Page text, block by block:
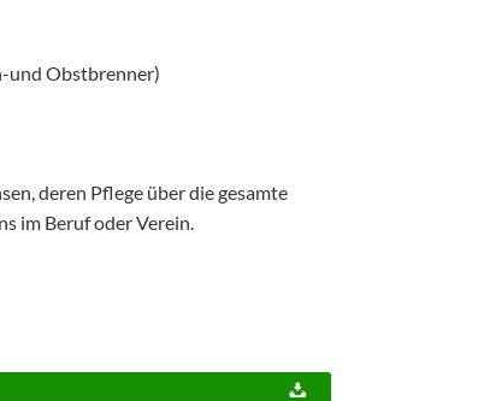
und Obstbrenner)
deren Pflege über die gesamte
im Beruf oder Verein.